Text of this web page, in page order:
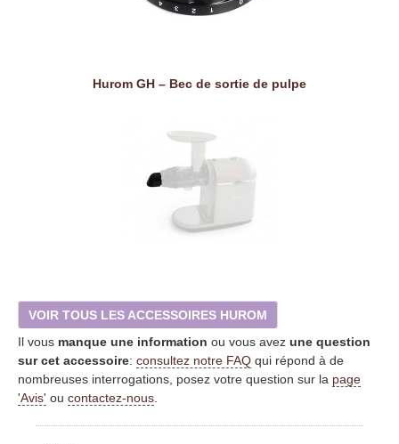
Hurom GH – Bec de sortie de pulpe
VOIR TOUS LES ACCESSOIRES HUROM
Il vous manque une information ou vous avez une question
sur cet accessoire: consultez notre FAQ qui répond à de
nombreuses interrogations, posez votre question sur la page
'Avis' ou contactez-nous.